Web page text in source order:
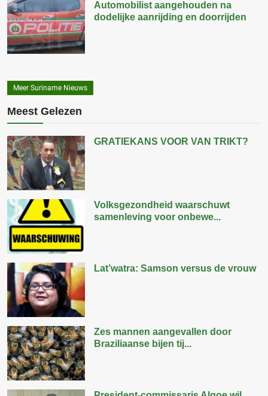
Automobilist aangehouden na
dodelijke aanrijding en doorrijden
Meer Suriname Nieuws
Meest Gelezen
GRATIEKANS VOOR VAN TRIKT?
Volksgezondheid waarschuwt
samenleving voor onbewe...
Lat’watra: Samson versus de vrouw
Zes mannen aangevallen door
Braziliaanse bijen tij...